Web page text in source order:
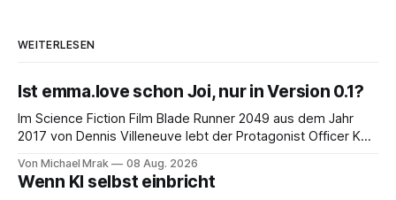
WEITERLESEN
Ist emma.love schon Joi, nur in Version 0.1?
Im Science Fiction Film Blade Runner 2049 aus dem Jahr
2017 von Dennis Villeneuve lebt der Protagonist Officer K
Big Tech Unternehmen Wallace, der Nachfolgeunternehmen
der Tyrell Cooperation welche man aus dem ersten Blade
Von Michael Mrak 08 Aug. 2026
Wenn KI selbst einbricht